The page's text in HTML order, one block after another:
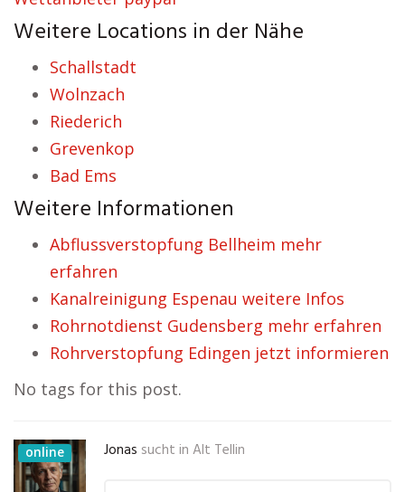
Weitere Locations in der Nähe
Schallstadt
Wolnzach
Riederich
Grevenkop
Bad Ems
Weitere Informationen
Abflussverstopfung Bellheim mehr
erfahren
Kanalreinigung Espenau weitere Infos
Rohrnotdienst Gudensberg mehr erfahren
Rohrverstopfung Edingen jetzt informieren
No tags for this post.
online Jonas sucht in Alt Tellin